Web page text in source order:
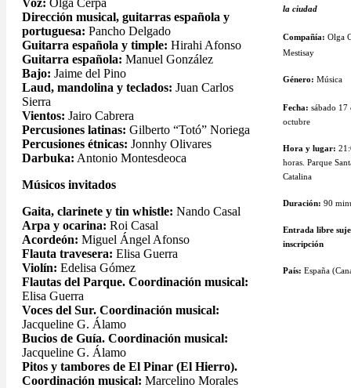
Dirección musical, guitarras española y
portuguesa: Pancho Delgado
Guitarra española y timple: Hirahi Afonso
Guitarra española: Manuel González
Bajo: Jaime del Pino
Laud, mandolina y teclados: Juan Carlos
Sierra
Vientos: Jairo Cabrera
Percusiones latinas: Gilberto “Totó” Noriega
Percusiones étnicas: Jonnhy Olivares
Darbuka: Antonio Montesdeoca
Músicos invitados
Gaita, clarinete y tin whistle: Nando Casal
Arpa y ocarina: Roi Casal
Acordeón: Miguel Ángel Afonso
Flauta travesera: Elisa Guerra
Violín: Edelisa Gómez
Flautas del Parque. Coordinación musical:
Elisa Guerra
Voces del Sur. Coordinación musical:
Jacqueline G. Álamo
Bucios de Guía. Coordinación musical:
Jacqueline G. Álamo
Pitos y tambores de El Pinar (El Hierro).
Coordinación musical: Marcelino Morales
la ciudad
Compañía: Olga
Mestisay
Género: Música
Fecha: sábado 17
octubre
Hora y lugar:
horas. Parque
Catalina
Duración: 90
Entrada libre
inscripción
País: España